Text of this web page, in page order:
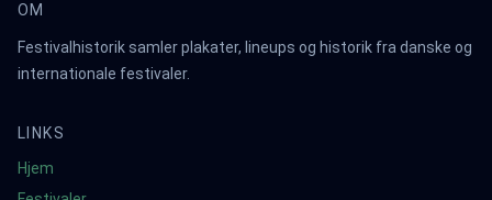
OM
Festivalhistorik samler plakater, lineups og historik fra danske og
internationale festivaler.
LINKS
Hjem